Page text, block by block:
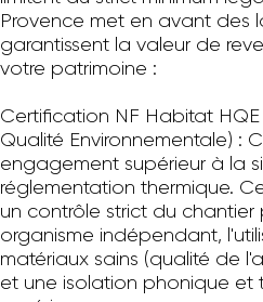
Provence met en avant des
garantissent la valeur de
votre patrimoine :
Certification NF Habitat
Qualité Environnementale) :
engagement supérieur à la
réglementation thermique.
un contrôle strict du chantier
organisme indépendant,
matériaux sains (qualité de
et une isolation phonique et